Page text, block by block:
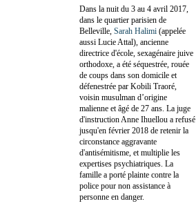
Dans la nuit du 3 au 4 avril 2017,
dans le quartier parisien de
Belleville, Sarah Halimi (appelée
aussi Lucie Attal), ancienne
directrice d'école, sexagénaire juive
orthodoxe, a été séquestrée, rouée
de coups dans son domicile et
défenestrée par Kobili Traoré,
voisin musulman d’origine
malienne et âgé de 27 ans. La juge
d'instruction Anne Ihuellou a refusé
jusqu'en février 2018 de retenir la
circonstance aggravante
d'antisémitisme, et multiplie les
expertises psychiatriques. La
famille a porté plainte contre la
police pour non assistance à
personne en danger.